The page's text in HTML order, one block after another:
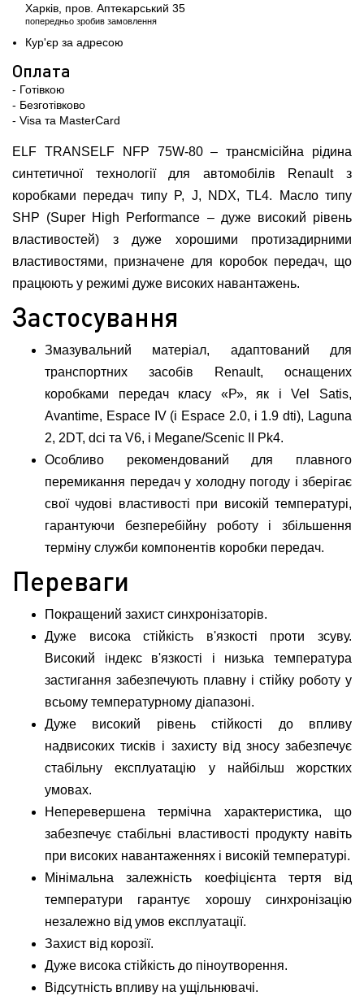
Харків, пров. Аптекарський 35
попередньо зробив замовлення
Кур'єр за адресою
Оплата
- Готівкою
- Безготівково
- Visa та MasterCard
ELF TRANSELF NFP 75W-80 – трансмісійна рідина
синтетичної технології для автомобілів Renault з
коробками передач типу P, J, NDX, TL4. Масло типу
SHP (Super High Performance – дуже високий рівень
властивостей) з дуже хорошими протизадирними
властивостями, призначене для коробок передач, що
працюють у режимі дуже високих навантажень.
Застосування
Змазувальний матеріал, адаптований для
транспортних засобів Renault, оснащених
коробками передач класу «Р», як і Vel Satis,
Avantime, Espace IV (і Espace 2.0, і 1.9 dti), Laguna
2, 2DT, dci та V6, і Megane/Scenic II Pk4.
Особливо рекомендований для плавного
перемикання передач у холодну погоду і зберігає
свої чудові властивості при високій температурі,
гарантуючи безперебійну роботу і збільшення
терміну служби компонентів коробки передач.
Переваги
Покращений захист синхронізаторів.
Дуже висока стійкість в'язкості проти зсуву.
Високий індекс в'язкості і низька температура
застигання забезпечують плавну і стійку роботу у
всьому температурному діапазоні.
Дуже високий рівень стійкості до впливу
надвисоких тисків і захисту від зносу забезпечує
стабільну експлуатацію у найбільш жорстких
умовах.
Неперевершена термічна характеристика, що
забезпечує стабільні властивості продукту навіть
при високих навантаженнях і високій температурі.
Мінімальна залежність коефіцієнта тертя від
температури гарантує хорошу синхронізацію
незалежно від умов експлуатації.
Захист від корозії.
Дуже висока стійкість до піноутворення.
Відсутність впливу на ущільнювачі.